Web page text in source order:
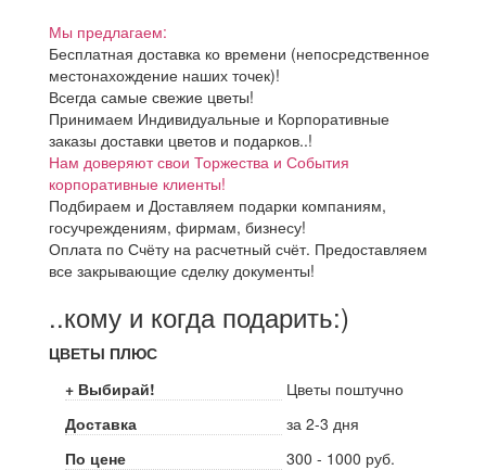
Мы предлагаем:
Бесплатная доставка ко времени (непосредственное
местонахождение наших точек)!
Всегда самые свежие цветы!
Принимаем Индивидуальные и Корпоративные
заказы доставки цветов и подарков..!
Нам доверяют свои Торжества и События
корпоративные клиенты!
Подбираем и Доставляем подарки компаниям,
госучреждениям, фирмам, бизнесу!
Оплата по Счёту на расчетный счёт. Предоставляем
все закрывающие сделку документы!
..кому и когда подарить:)
ЦВЕТЫ ПЛЮС
+ Выбирай!
Цветы поштучно
Доставка
за 2-3 дня
По цене
300 - 1000 руб.